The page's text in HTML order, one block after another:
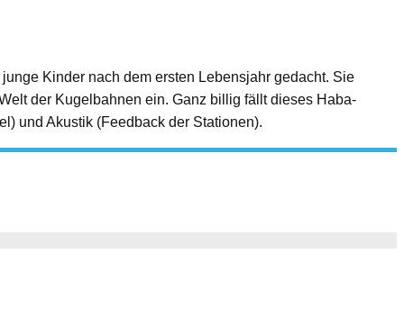
Kinder nach dem ersten Lebensjahr gedacht. Sie
der Kugelbahnen ein. Ganz billig fällt dieses Haba-
und Akustik (Feedback der Stationen).